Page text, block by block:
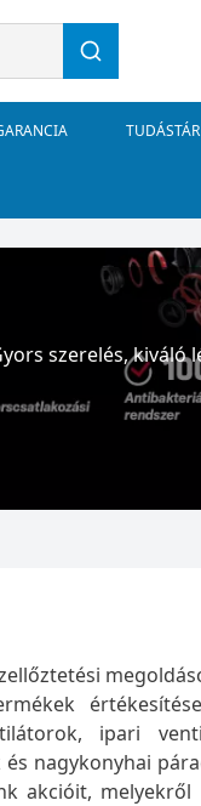
TUDÁSTÁR
szerelés, kiváló
ipari
nagykonyhai
akcióit,